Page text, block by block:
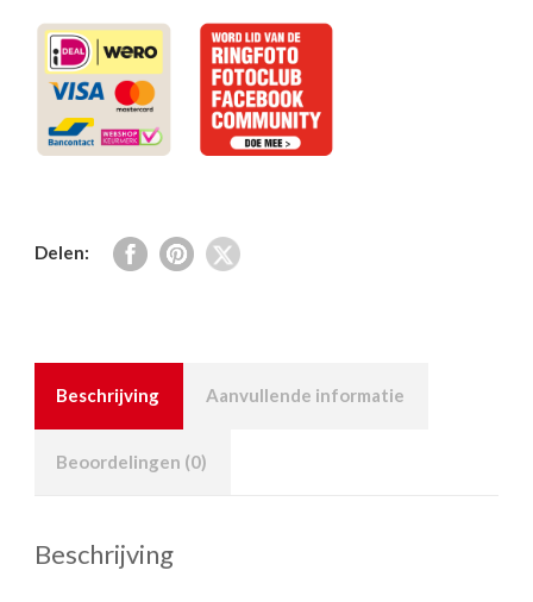
SDLv3
15-
45x
aantal
Delen:
Beschrijving Aanvullende informatie
Beoordelingen (0)
Beschrijving